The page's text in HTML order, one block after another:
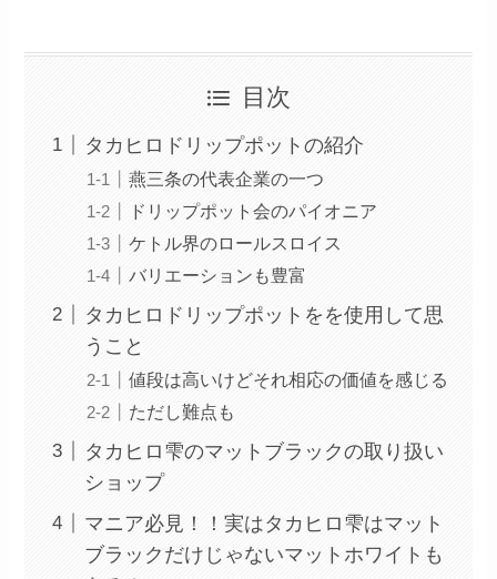
目次
タカヒロドリップポットの紹介
燕三条の代表企業の一つ
ドリップポット会のパイオニア
ケトル界のロールスロイス
バリエーションも豊富
タカヒロドリップポットをを使用して思
うこと
値段は高いけどそれ相応の価値を感じる
ただし難点も
タカヒロ雫のマットブラックの取り扱い
ショップ
マニア必見！！実はタカヒロ雫はマット
ブラックだけじゃないマットホワイトも